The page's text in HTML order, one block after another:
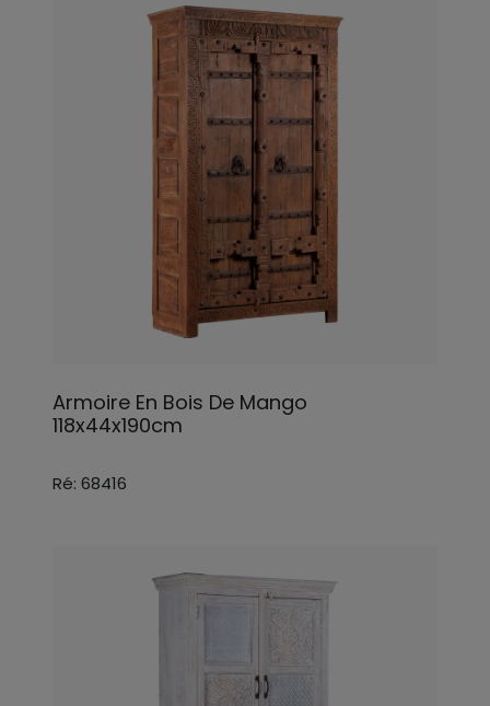
Armoire En Bois De Mango
118x44x190cm
Ré: 68416